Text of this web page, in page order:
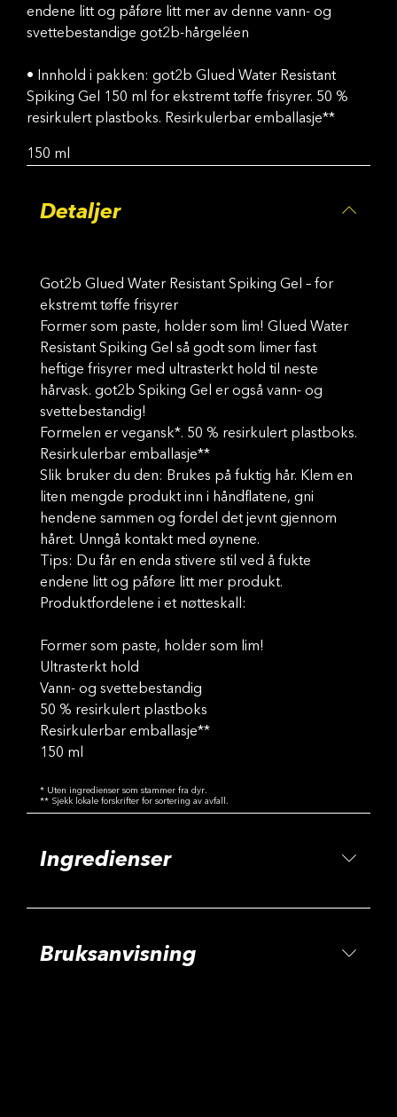
endene litt og påføre litt mer av denne vann- og
svettebestandige got2b-hårgeléen
• Innhold i pakken: got2b Glued Water Resistant
Spiking Gel 150 ml for ekstremt tøffe frisyrer. 50 %
resirkulert plastboks. Resirkulerbar emballasje**
150 ml
Detaljer
Got2b Glued Water Resistant Spiking Gel – for
ekstremt tøffe frisyrer
Former som paste, holder som lim! Glued Water
Resistant Spiking Gel så godt som limer fast
heftige frisyrer med ultrasterkt hold til neste
hårvask. got2b Spiking Gel er også vann- og
svettebestandig!
Formelen er vegansk*. 50 % resirkulert plastboks.
Resirkulerbar emballasje**
Slik bruker du den: Brukes på fuktig hår. Klem en
liten mengde produkt inn i håndflatene, gni
hendene sammen og fordel det jevnt gjennom
håret. Unngå kontakt med øynene.
Tips: Du får en enda stivere stil ved å fukte
endene litt og påføre litt mer produkt.
Produktfordelene i et nøtteskall:
Former som paste, holder som lim!
Ultrasterkt hold
Vann- og svettebestandig
50 % resirkulert plastboks
Resirkulerbar emballasje**
150 ml
* Uten ingredienser som stammer fra dyr.
** Sjekk lokale forskrifter for sortering av avfall.
Ingredienser
Bruksanvisning